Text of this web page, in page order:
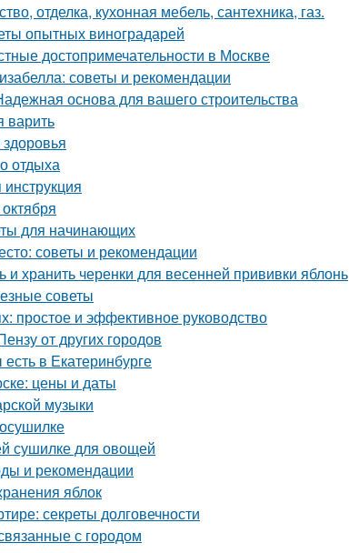
отделка, кухонная мебель, сантехника, газ.
опытных виноградарей
достопримечательности в Москве
советы и рекомендации
основа для вашего строительства
варить
отдыха
для начинающих
советы и рекомендации
и хранить черенки для весенней прививки яблонь
советы
простое и эффективное руководство
от других городов
в Екатеринбурге
цены и даты
музыки
сушилке для овощей
и рекомендации
яблок
секреты долговечности
с городом